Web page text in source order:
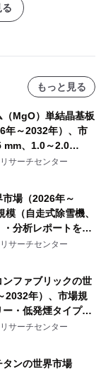
もっと見る
MgO）単結晶基板
年～2032年）、市
mm、1.0～2.0
析レポートを発表
サーチセンター
場（2026年～
（自走式除雪機、
分析レポートを発
サーチセンター
ファブリックの世
2032年）、市場規
・低発煙タイプ、
析レポートを発表
サーチセンター
ンの世界市場